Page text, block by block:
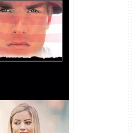
em 4 de Julho
WEB-DL 1080p
Áudio